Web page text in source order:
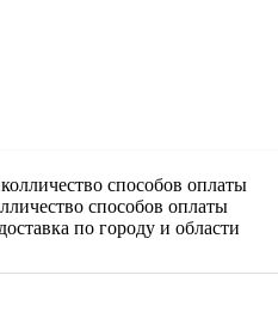
способов оплаты